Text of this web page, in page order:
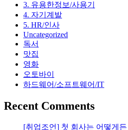
3. 유용한정보/사용기
4. 자기계발
5. HR/인사
Uncategorized
독서
맛집
영화
오토바이
하드웨어/소프트웨어/IT
Recent Comments
[취업조언] 첫 회사는 어떻게